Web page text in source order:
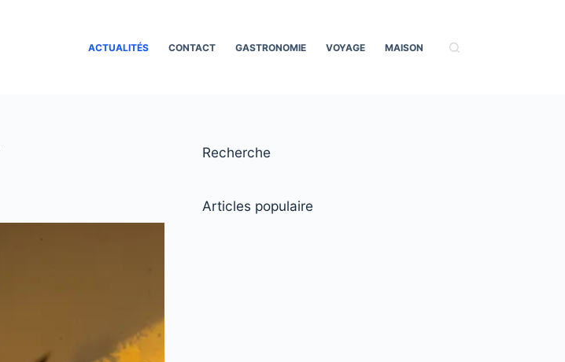
ACTUALITÉS CONTACT GASTRONOMIE VOYAGE MAISON
Recherche
Articles populaire